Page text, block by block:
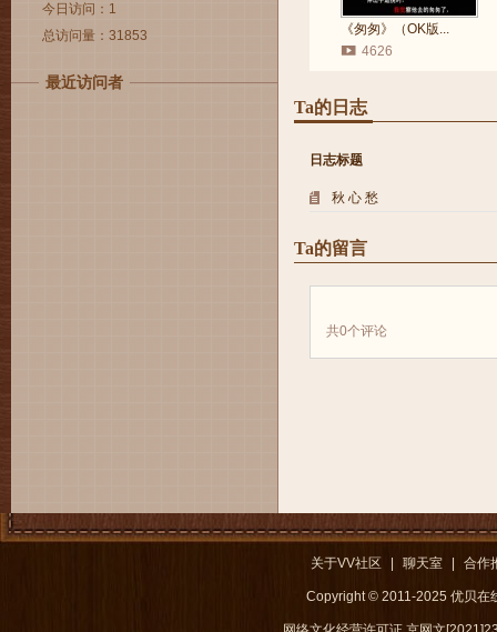
今日访问：1
总访问量：31853
最近访问者
《匆匆》（OK版...
4626
Ta的日志
日志标题
秋 心 愁
Ta的留言
共0个评论
关于VV社区 聊天室 合作
Copyright © 2011-2025 优贝在